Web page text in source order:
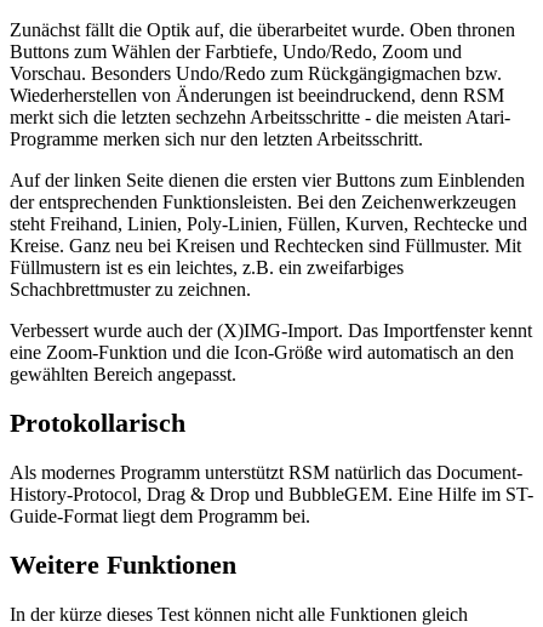
Zunächst fällt die Optik auf, die überarbeitet wurde. Oben thronen
Buttons zum Wählen der Farbtiefe, Undo/Redo, Zoom und
Vorschau. Besonders Undo/Redo zum Rückgängigmachen bzw.
Wiederherstellen von Änderungen ist beeindruckend, denn RSM
merkt sich die letzten sechzehn Arbeitsschritte - die meisten Atari-
Programme merken sich nur den letzten Arbeitsschritt.
Auf der linken Seite dienen die ersten vier Buttons zum Einblenden
der entsprechenden Funktionsleisten. Bei den Zeichenwerkzeugen
steht Freihand, Linien, Poly-Linien, Füllen, Kurven, Rechtecke und
Kreise. Ganz neu bei Kreisen und Rechtecken sind Füllmuster. Mit
Füllmustern ist es ein leichtes, z.B. ein zweifarbiges
Schachbrettmuster zu zeichnen.
Verbessert wurde auch der (X)IMG-Import. Das Importfenster kennt
eine Zoom-Funktion und die Icon-Größe wird automatisch an den
gewählten Bereich angepasst.
Protokollarisch
Als modernes Programm unterstützt RSM natürlich das Document-
History-Protocol, Drag & Drop und BubbleGEM. Eine Hilfe im ST-
Guide-Format liegt dem Programm bei.
Weitere Funktionen
In der kürze dieses Test können nicht alle Funktionen gleich